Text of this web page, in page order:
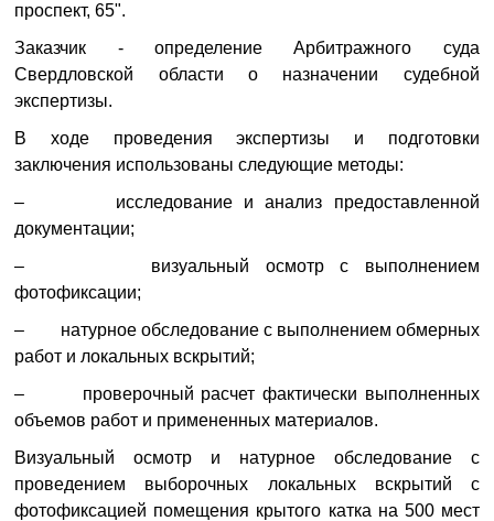
проспект, 65".
Заказчик - определение Арбитражного суда
Свердловской области о назначении судебной
экспертизы.
В ходе проведения экспертизы и подготовки
заключения использованы следующие методы:
– исследование и анализ предоставленной
документации;
– визуальный осмотр с выполнением
фотофиксации;
– натурное обследование с выполнением обмерных
работ и локальных вскрытий;
– проверочный расчет фактически выполненных
объемов работ и примененных материалов.
Визуальный осмотр и натурное обследование с
проведением выборочных локальных вскрытий с
фотофиксацией помещения крытого катка на 500 мест